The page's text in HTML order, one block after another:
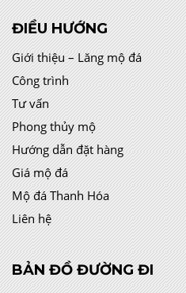
ĐIỀU HƯỚNG
Giới thiệu – Lăng mộ đá
Công trình
Tư vấn
Phong thủy mộ
Hướng dẫn đặt hàng
Giá mộ đá
Mộ đá Thanh Hóa
Liên hệ
BẢN ĐỒ ĐƯỜNG ĐI